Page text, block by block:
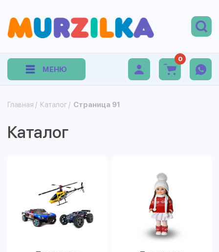
МЕНЮ
0
Главная / Каталог / Страница 91
Каталог